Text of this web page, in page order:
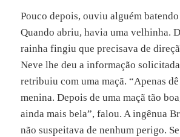
Pouco depois, ouviu alguém
Quando abriu, havia uma velhinha.
rainha fingiu que precisava de
Neve lhe deu a informação
retribuiu com uma maçã. “Apenas
menina. Depois de uma maçã tão
ainda mais bela”, falou. A ingênua
não suspeitava de nenhum perigo.